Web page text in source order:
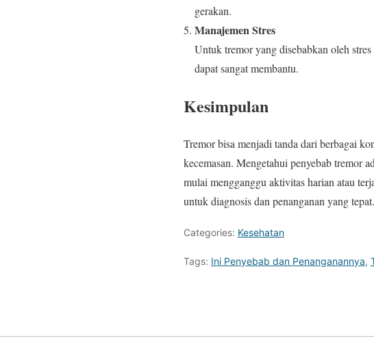
gerakan.
Manajemen Stres
Untuk tremor yang disebabkan oleh
dapat sangat membantu.
Kesimpulan
Tremor bisa menjadi tanda dari berbagai
kecemasan. Mengetahui penyebab tremor
mulai mengganggu aktivitas harian atau
untuk diagnosis dan penanganan yang tepat.
Categories: Kesehatan
Tags: Ini Penyebab dan Penanganannya,